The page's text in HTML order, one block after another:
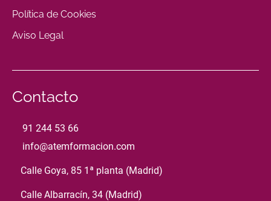
Política de Cookies
Aviso Legal
Contacto
91 244 53 66
info@atemformacion.com
Calle Goya, 85 1ª planta (Madrid)
Calle Albarracín, 34 (Madrid)